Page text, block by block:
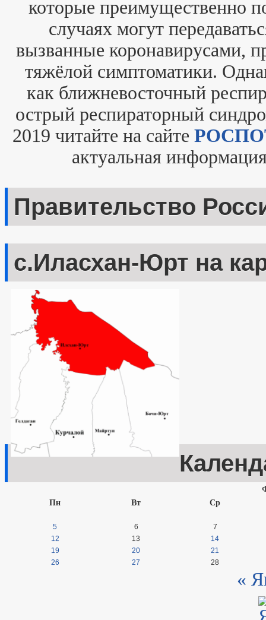
которые преимущественно
случаях могут
вызванные коронавирусами,
тяжёлой симптоматики.
как ближневосточный
острый респираторный
2019 читайте на сайте
актуальная
Правительство
с.Иласхан-Юрт на
Пн
Вт Ср
5 6
7
12
13
14
19
20
21
26
27 28
«